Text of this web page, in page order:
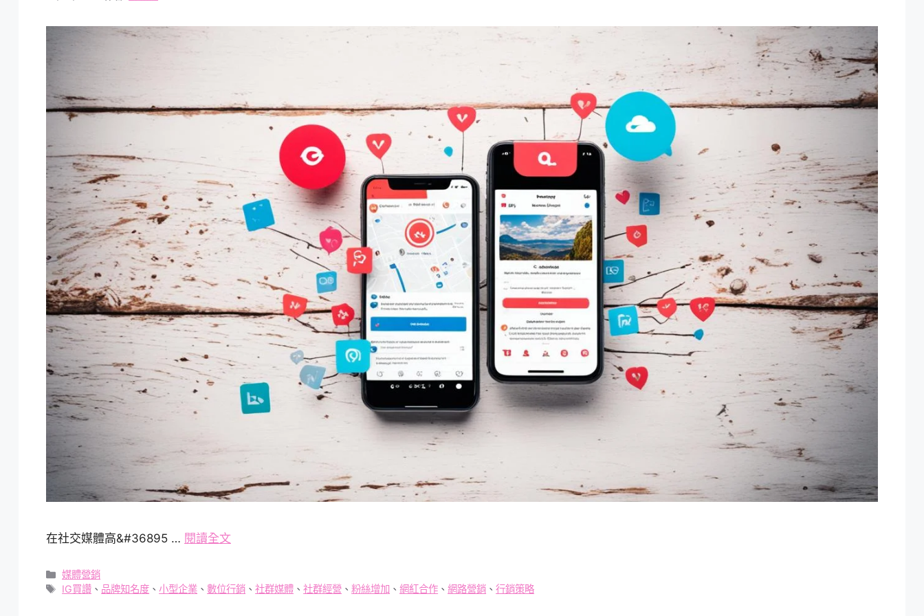
在社交媒體高&#36895 … 閱讀全文
分
類
媒體營銷
標
IG買讚 、 品牌知名度 、小型企業 、數位行銷 、社群媒體 、社群經營 、粉絲增加 、網紅合作 、網路營銷 、行銷策略